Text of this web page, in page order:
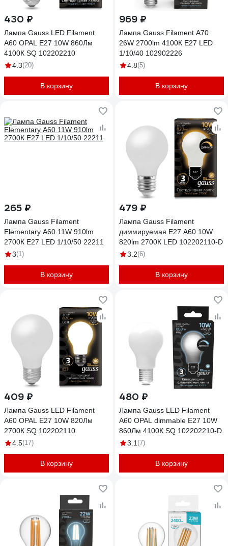
430 ₽
Лампа Gauss LED Filament
A60 OPAL E27 10W 860Лм
4100К SQ 102202210
4.3(20)
В корзину
969 ₽
Лампа Gauss Filament А70
26W 2700lm 4100К Е27 LED
1/10/40 102902226
4.8(5)
В корзину
265 ₽
Лампа Gauss Filament
Elementary А60 11W 910lm
2700К Е27 LED 1/10/50 22211
3(1)
В корзину
479 ₽
Лампа Gauss Filament
диммируемая E27 A60 10W
820lm 2700К LED 102202110-D
3.2(6)
В корзину
409 ₽
Лампа Gauss LED Filament
A60 OPAL E27 10W 820Лм
2700К SQ 102202110
4.5(17)
В корзину
480 ₽
Лампа Gauss LED Filament
A60 OPAL dimmable E27 10W
860Лм 4100К SQ 102202210-D
3.1 (7)
В корзину